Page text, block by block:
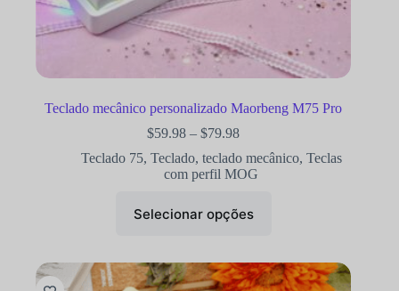
Teclado mecânico personalizado Maorbeng M75 Pro
$59.98 – $79.98
Teclado 75, Teclado, teclado mecânico, Teclas
com perfil MOG
Selecionar opções